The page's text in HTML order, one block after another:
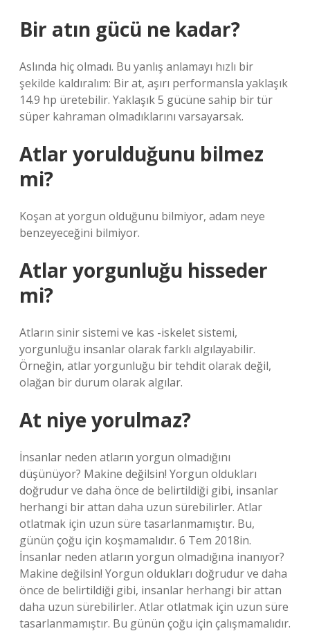
Bir atın gücü ne kadar?
Aslında hiç olmadı. Bu yanlış anlamayı hızlı bir
şekilde kaldıralım: Bir at, aşırı performansla yaklaşık
14.9 hp üretebilir. Yaklaşık 5 gücüne sahip bir tür
süper kahraman olmadıklarını varsayarsak.
Atlar yorulduğunu bilmez
mi?
Koşan at yorgun olduğunu bilmiyor, adam neye
benzeyeceğini bilmiyor.
Atlar yorgunluğu hisseder
mi?
Atların sinir sistemi ve kas -iskelet sistemi,
yorgunluğu insanlar olarak farklı algılayabilir.
Örneğin, atlar yorgunluğu bir tehdit olarak değil,
olağan bir durum olarak algılar.
At niye yorulmaz?
İnsanlar neden atların yorgun olmadığını
düşünüyor? Makine değilsin! Yorgun oldukları
doğrudur ve daha önce de belirtildiği gibi, insanlar
herhangi bir attan daha uzun sürebilirler. Atlar
otlatmak için uzun süre tasarlanmamıştır. Bu,
günün çoğu için koşmamalıdır. 6 Tem 2018in.
İnsanlar neden atların yorgun olmadığına inanıyor?
Makine değilsin! Yorgun oldukları doğrudur ve daha
önce de belirtildiği gibi, insanlar herhangi bir attan
daha uzun sürebilirler. Atlar otlatmak için uzun süre
tasarlanmamıştır. Bu günün çoğu için çalışmamalıdır.